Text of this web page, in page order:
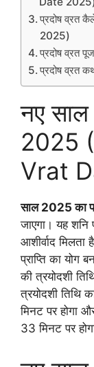
प्रदोष व्रत
2025)
प्रदोष व्रत
प्रदोष व्रत
नए साल
2025
Vrat
साल 2025 का
जाएगा। यह शनि
आशीर्वाद
प्राप्ति का योग
की त्रयोदशी
त्रयोदशी तिथि
मिनट पर होगा
33 मिनट पर